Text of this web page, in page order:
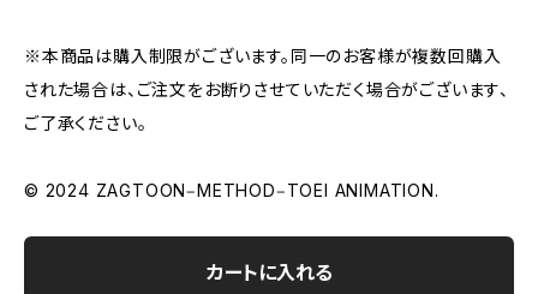
※本商品は購入制限がございます。同一のお客様が複数回購入
された場合は、ご注文をお断りさせていただく場合がございます、
ご了承ください。
© 2024 ZAGTOON‒METHOD‒TOEI ANIMATION.
カートに入れる